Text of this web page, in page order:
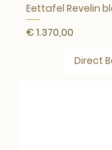
Eettafel Revelin
Prijs
€ 1.370,00
Direct